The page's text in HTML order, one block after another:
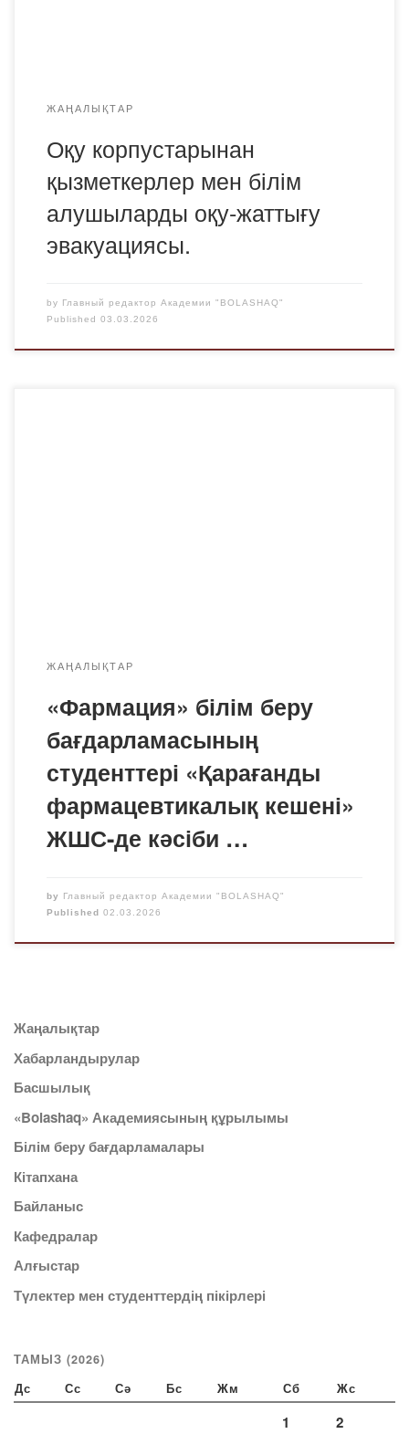
ЖАҢАЛЫҚТАР
Оқу корпустарынан
қызметкерлер мен білім
алушыларды оқу-жаттығу
эвакуациясы.
by Главный редактор Академии "BOLASHAQ"
Published 03.03.2026
ЖАҢАЛЫҚТАР
«Фармация» білім беру
бағдарламасының
студенттері «Қарағанды ​​
фармацевтикалық кешені»
ЖШС-де кәсіби …
by Главный редактор Академии "BOLASHAQ"
Published 02.03.2026
Жаңалықтар
Хабарландырулар
Басшылық
«Bolashaq» Академиясының құрылымы
Білім беру бағдарламалары
Кітапхана
Байланыс
Кафедралар
Алғыстар
Түлектер мен студенттердің пікірлері
ТАМЫЗ (2026)
Дс Сс Сә Бс Жм Сб Жс
1
2